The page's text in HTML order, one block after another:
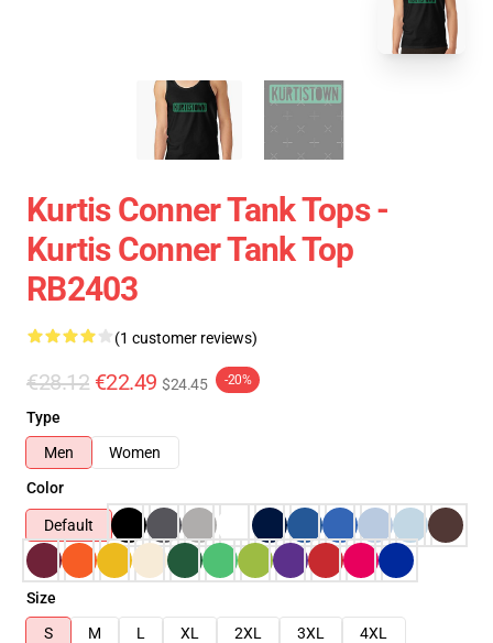
Kurtis Conner Tank Tops -
Kurtis Conner Tank Top
RB2403
(1 customer reviews)
€28.12 €22.49 $24.45 -20%
Type
Men
Women
Color
Default
Size
S
M L XL 2XL 3XL
4XL